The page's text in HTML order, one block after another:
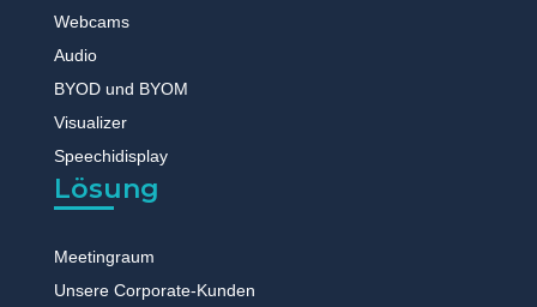
Webcams
Audio
BYOD und BYOM
Visualizer
Speechidisplay
Lösung
Meetingraum
Unsere Corporate-Kunden